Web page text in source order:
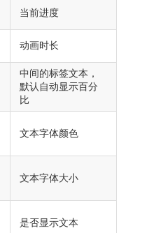
当前进度
动画时长
中间的标签文本，
默认自动显示百分
比
文本字体颜色
文本字体大小
是否显示文本